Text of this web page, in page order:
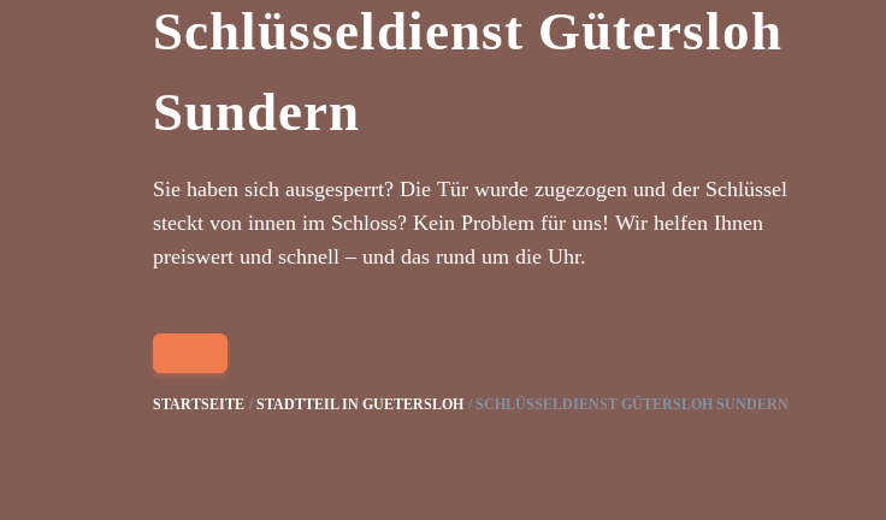
Schlüsseldienst Gütersloh
Sundern
Sie haben sich ausgesperrt? Die Tür wurde zugezogen und der Schlüssel
steckt von innen im Schloss? Kein Problem für uns! Wir helfen Ihnen
preiswert und schnell – und das rund um die Uhr.
STARTSEITE STADTTEIL IN GUETERSLOH SCHLÜSSELDIENST GÜTERSLOH SUNDERN